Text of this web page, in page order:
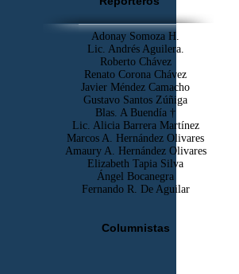
Adonay Somoza H.
Lic. Andrés Aguilera.
Roberto Chávez
Renato Corona Chávez
Javier Méndez Camacho
Gustavo Santos Zúñiga
Blas. A Buendía †
​Lic. Alicia Barrera Martínez
Marcos A. Hernández Olivares
Amaury A. Hernández Olivares
Elizabeth Tapia Silva
Ángel Bocanegra
Fernando R. De Aguilar
Columnistas